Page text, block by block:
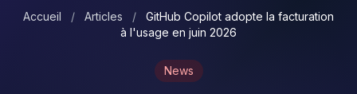
Accueil / Articles /
GitHub Copilot adopte la facturation
à l'usage en juin 2026
News